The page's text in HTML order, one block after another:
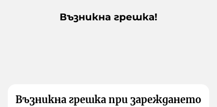
Възникна грешка!
Възникна грешка при зареждането